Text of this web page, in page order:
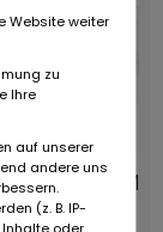
7.959 KM
Website weiter
zu
Ihre
auf unserer
andere uns
(z. B. IP-